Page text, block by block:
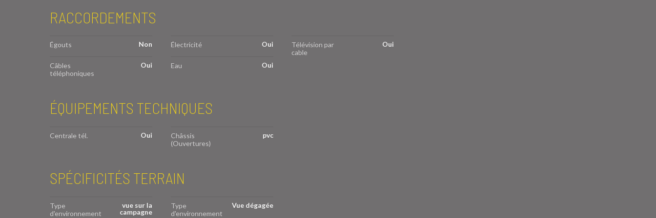
RACCORDEMENTS
Égouts Non Électricité Oui
Télévision par
cable
Oui
Câbles
téléphoniques
Oui Eau Oui
ÉQUIPEMENTS TECHNIQUES
Centrale tél. Oui
Châssis
(Ouvertures)
pvc
SPÉCIFICITÉS TERRAIN
Type
d'environnement
vue sur la
campagne
Type
d'environnement
Vue dégagée